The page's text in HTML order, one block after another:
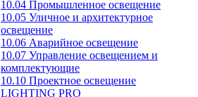
10.04 Промышленное освещение
10.05 Уличное и архитектурное
освещение
10.06 Аварийное освещение
10.07 Управление освещением и
комплектующие
10.10 Проектное освещение
LIGHTING PRO